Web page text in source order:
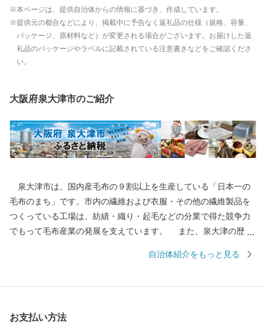
本ページは、提供自治体からの情報に基づき、作成しています。
提供元の都合などにより、掲載中に予告なく返礼品の仕様（規格、容量、
パッケージ、原材料など）が変更される場合がございます。お届けした返
礼品のパッケージやラベルに記載されている注意書きなどをご確認くださ
い。
大阪府泉大津市のご紹介
泉大津市は、国内産毛布の９割以上を生産している「日本一の
毛布のまち」です。市内の繊維および衣服・その他の繊維製品を
つくっている工場は、紡績・織り・起毛などの分業で得た競争力
でもって毛布産業の発展を支えています。 また、泉大津の歴史
ていました。交通の要として人の往来も多く、随筆や紀行の中に
市、南部は大津川を境として泉北郡忠岡町と隣接しています。西
自治体紹介をもっと見る
お支払い方法